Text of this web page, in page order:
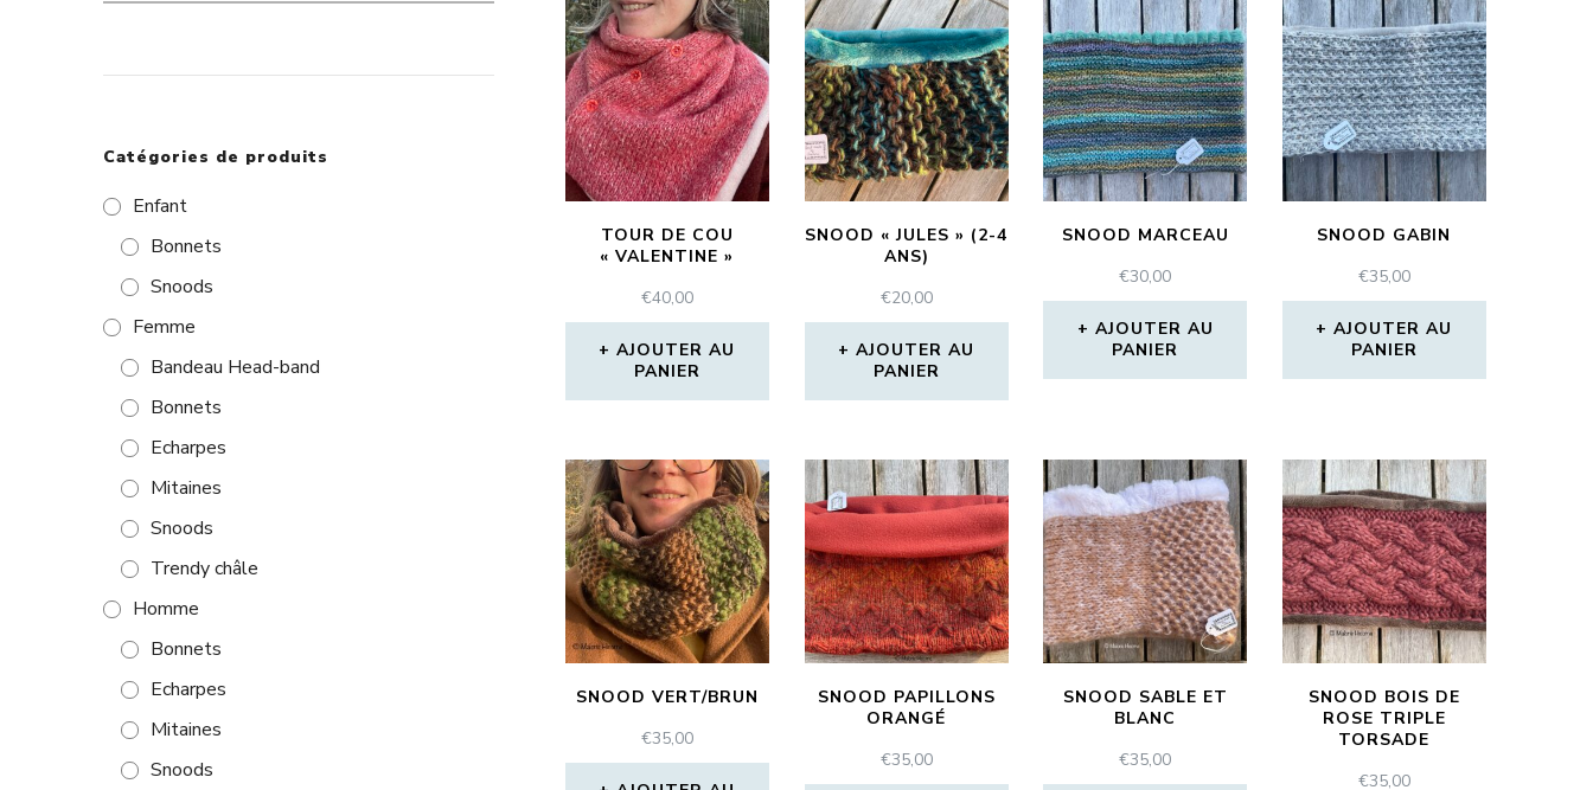
TOUR DE COU
« VALENTINE »
€40,00
AJOUTER AU
PANIER
SNOOD « JULES » (2-4
ANS)
€20,00
AJOUTER AU
PANIER
SNOOD MARCEAU
€30,00
AJOUTER AU
PANIER
SNOOD GABIN
€35,00
AJOUTER AU
PANIER
SNOOD VERT/BRUN
€35,00
SNOOD PAPILLONS
ORANGÉ
€35,00
SNOOD SABLE ET
BLANC
€35,00
SNOOD BOIS DE
ROSE TRIPLE
TORSADE
€35,00
pour :
Catégories de produits
Enfant
Bonnets
Snoods
Femme
Bandeau Head-band
Bonnets
Echarpes
Mitaines
Snoods
Trendy châle
Homme
Bonnets
Echarpes
Mitaines
Snoods